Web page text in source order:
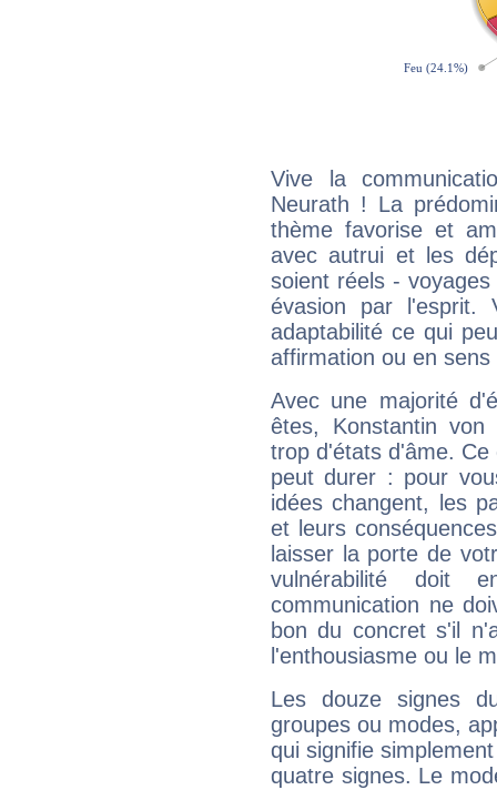
Vive la
Neurath ! La
thème favorise et
avec autrui et les
soient réels -
évasion par l'esprit.
adaptabilité ce qui
affirmation ou en
Avec une majorité
êtes, Konstantin
trop d'états d'âme.
peut durer : pour
idées changent, les
et leurs
laisser la porte de
vulnérabilité doit
communication ne
bon du concret s'il
l'enthousiasme ou le
Les douze signes
groupes ou modes,
qui signifie
quatre signes. Le